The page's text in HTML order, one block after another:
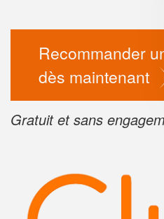
Recommander
dès maintenant
Gratuit et sans
vos